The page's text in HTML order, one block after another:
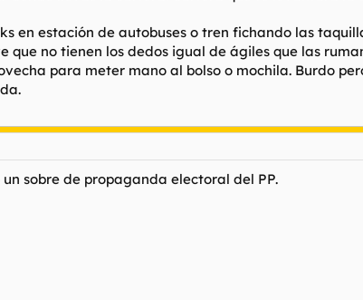
en estación de autobuses o tren fichando las
que no tienen los dedos igual de ágiles que las
para meter mano al bolso o mochila. Burdo
sobre de propaganda electoral del PP.